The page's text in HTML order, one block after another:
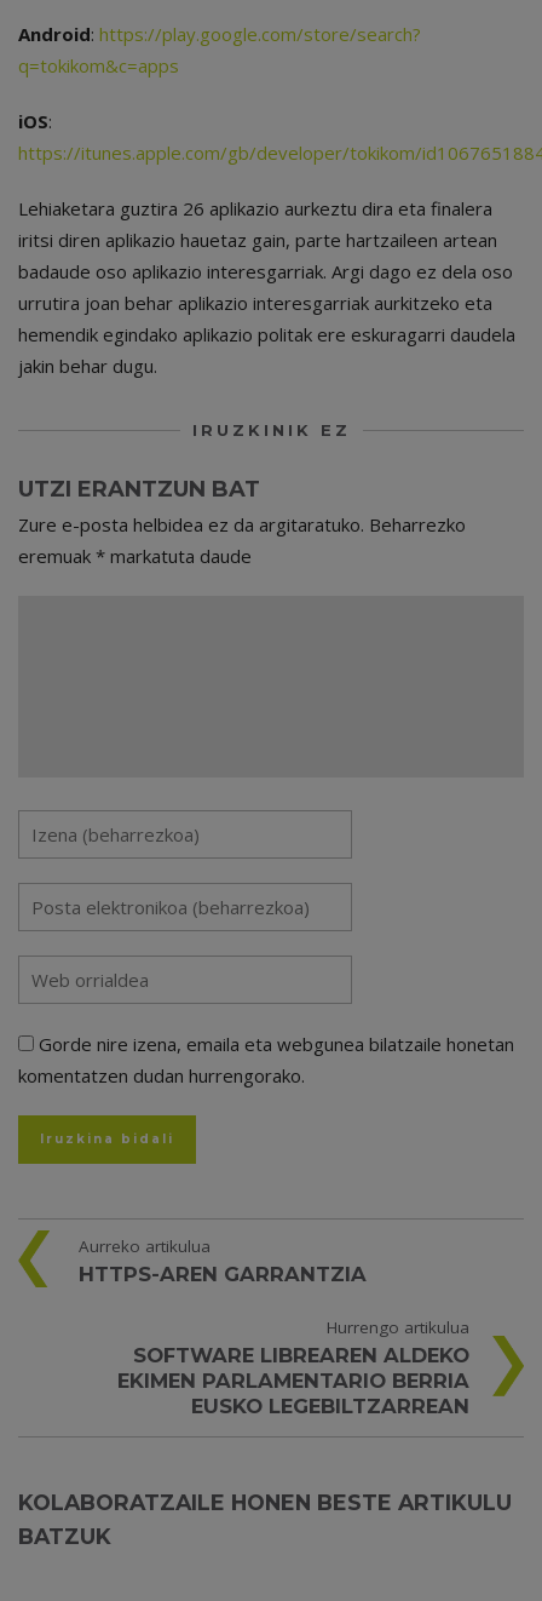
Android: https://play.google.com/store/search?
q=tokikom&c=apps
iOS:
https://itunes.apple.com/gb/developer/tokikom/
Lehiaketara guztira 26 aplikazio aurkeztu dira eta finalera
iritsi diren aplikazio hauetaz gain, parte hartzaileen artean
badaude oso aplikazio interesgarriak. Argi dago ez dela oso
urrutira joan behar aplikazio interesgarriak aurkitzeko eta
hemendik egindako aplikazio politak ere eskuragarri daudela
jakin behar dugu.
IRUZKINIK EZ
UTZI ERANTZUN BAT
Zure e-posta helbidea ez da argitaratuko. Beharrezko
eremuak * markatuta daude
Gorde nire izena, emaila eta webgunea bilatzaile honetan
komentatzen dudan hurrengorako.
Aurreko artikulua
HTTPS-AREN GARRANTZIA
Hurrengo artikulua
SOFTWARE LIBREAREN ALDEKO
EKIMEN PARLAMENTARIO BERRIA
EUSKO LEGEBILTZARREAN
KOLABORATZAILE HONEN BESTE ARTIKULU
BATZUK